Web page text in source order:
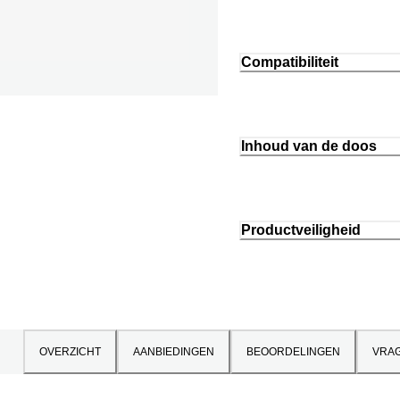
Compatibiliteit
Inhoud van de doos
Productveiligheid
OVERZICHT AANBIEDINGEN BEOORDELINGEN